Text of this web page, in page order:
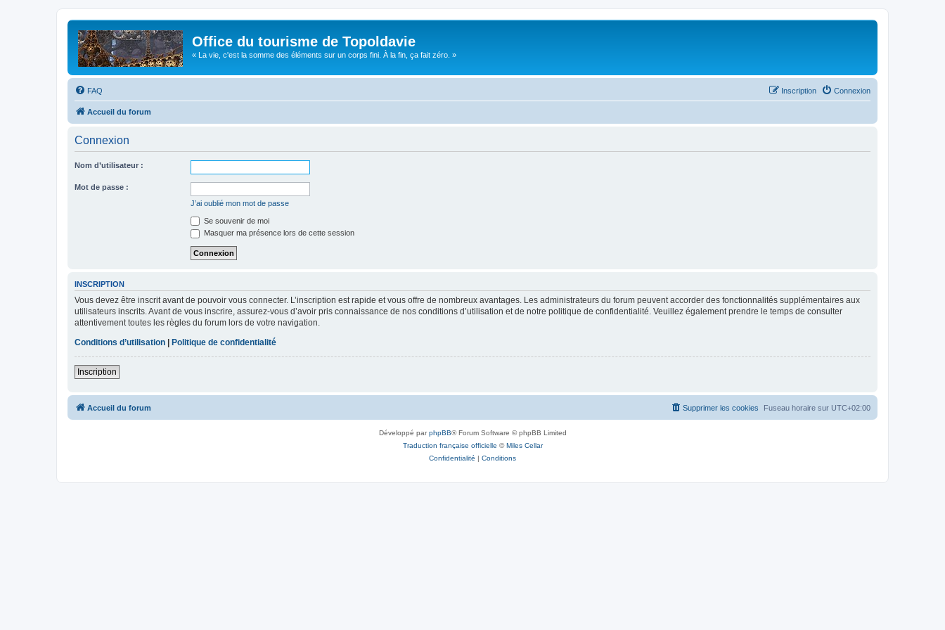
Office du tourisme de Topoldavie
« La vie, c'est la somme des éléments sur un corps fini. À la fin, ça fait zéro. »
FAQ Connexion
Inscription
Accueil du forum
Connexion
Nom d’utilisateur :
Mot de passe :
J’ai oublié mon mot de passe
Se souvenir de moi
Masquer ma présence lors de cette session
INSCRIPTION
Vous devez être inscrit avant de pouvoir vous connecter. L’inscription est rapide et vous offre de nombreux avantages. Les administrateurs du forum peuvent accorder des fonctionnalités supplémentaires aux
utilisateurs inscrits. Avant de vous inscrire, assurez-vous d’avoir pris connaissance de nos conditions d’utilisation et de notre politique de confidentialité. Veuillez également prendre le temps de consulter
attentivement toutes les règles du forum lors de votre navigation.
Conditions d’utilisation
Politique de confidentialité
Inscription
Accueil du forum Fuseau horaire sur UTC+02:00
Supprimer les cookies
Développé parphpBB® Forum Software © phpBB Limited
Traduction française officielle ©Miles Cellar
Confidentialité | Conditions